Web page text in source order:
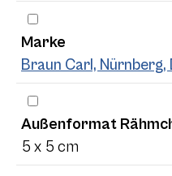
Marke
Braun Carl, Nürnberg,
Außenformat
5 x 5 cm